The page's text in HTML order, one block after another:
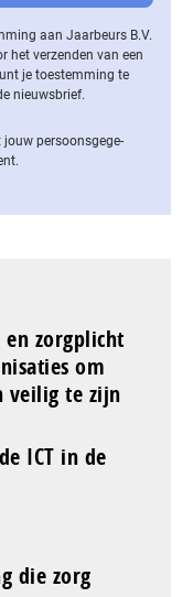
aan Jaarbeurs B.V.
het verzenden van een
je toestemming te
nieuwsbrief.
jouw per­soons­ge­ge­
en zorgplicht
om
veilig te zijn
ICT in de
die zorg